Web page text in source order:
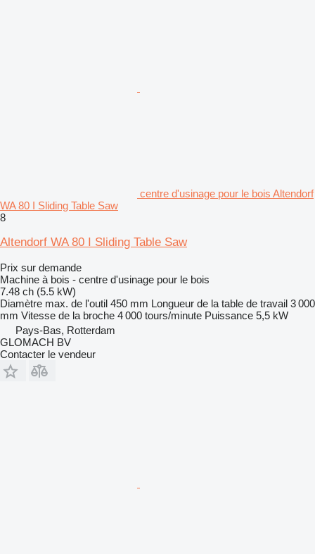
centre d'usinage pour le bois Altendorf
WA 80 I Sliding Table Saw
8
Altendorf WA 80 I Sliding Table Saw
Prix sur demande
Machine à bois - centre d'usinage pour le bois
7.48 ch (5.5 kW)
Diamètre max. de l'outil 450 mm Longueur de la table de travail 3 000
mm Vitesse de la broche 4 000 tours/minute Puissance 5,5 kW
Pays-Bas, Rotterdam
GLOMACH BV
Contacter le vendeur